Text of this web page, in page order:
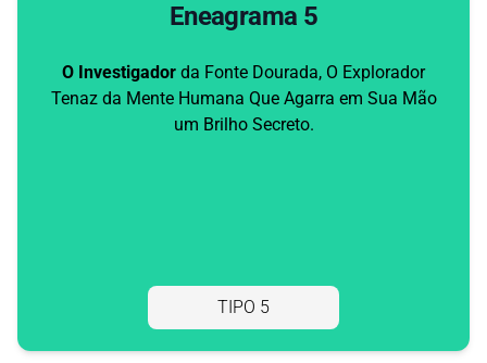
Eneagrama 5
O Investigador da Fonte Dourada, O Explorador
Tenaz da Mente Humana Que Agarra em Sua Mão
um Brilho Secreto.
TIPO 5